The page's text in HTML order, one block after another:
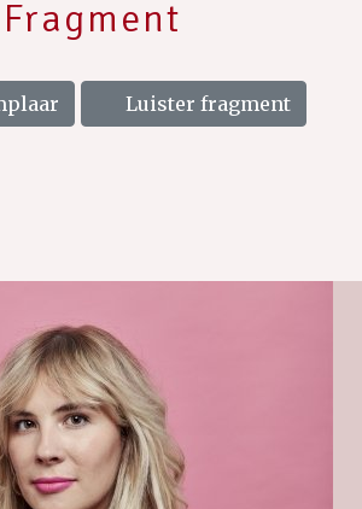
Fragment
Luister fragment